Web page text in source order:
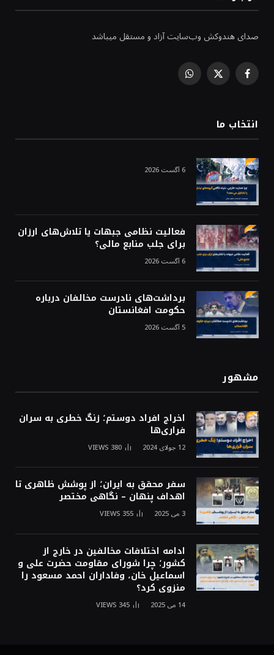
صدای هندوکش وب‌سایت آزاد و مستقل میباشد
Facebook
X
WhatsApp
انتخاب ما
6 آگست 2026
فعالیت نظامی جبهات یا تلاش‌های ارزان
برای جلب منابع مالی؟
6 آگست 2026
برداشت‌های نادرست مخالفان درباره
حکومت افغانستان
5 آگست 2026
مشهور
اخراج افراد دوستم؛ زنگ خطری به سران
فراری‌ها
12 جولای 2024 380
VIEWS
سفر محقق به ایران؛ از پوشش ظاهری تا
اهداف پنهان – نگاهی مختصر
3 می 2025 355
VIEWS
ادامه اختلافات مخالفین در خارج از
کشور؛ چرا شورای مقاومت حضرت علی و
اسماعیل خان، وفاداران احمد مسعود را
منزوی کرد؟
14 می 2025 345
VIEWS